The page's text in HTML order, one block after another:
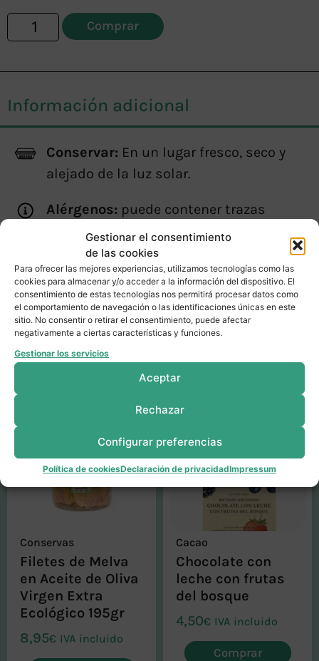
Gestionar el consentimiento
de las cookies
Para ofrecer las mejores experiencias, utilizamos tecnologías como las
cookies para almacenar y/o acceder a la información del dispositivo. El
consentimiento de estas tecnologías nos permitirá procesar datos como
el comportamiento de navegación o las identificaciones únicas en este
sitio. No consentir o retirar el consentimiento, puede afectar
negativamente a ciertas características y funciones.
Gestionar los servicios
Aceptar
Rechazar
Configurar preferencias
Política de cookiesDeclaración de privacidadImpressum
Comprar
Información adicional
Conservar: En un lugar fresco, seco y
alejado de la luz solar.
Alérgenos: puede contener trazas
frutos secos debido a su manipulación
a granel.
Productos relacionados
Conservas
Filetes de Melva
en Aceite de Oliva
Virgen Extra
Ecológico 195gr
8,95€ IVA incluido
Cacao
Chocolate con
leche con frutas
del bosque
4,50€ IVA incluido
Comprar